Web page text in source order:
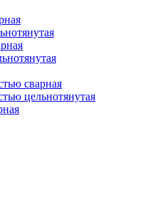
сварная
цельнотянутая